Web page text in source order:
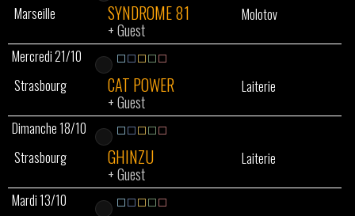
Marseille
SYNDROME 81
+ Guest
Molotov
Mercredi 21/10
Strasbourg
CAT POWER
+ Guest
Laiterie
Dimanche 18/10
Strasbourg
GHINZU
+ Guest
Laiterie
Mardi 13/10